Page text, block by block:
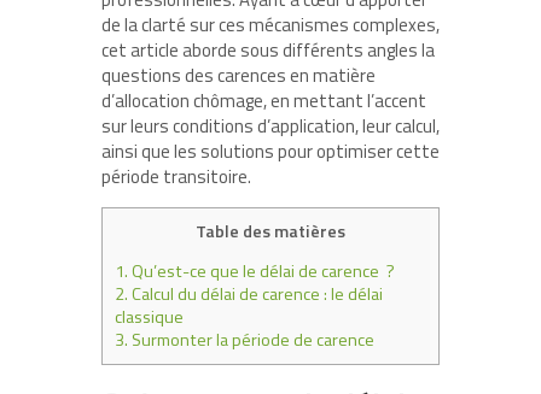
de la clarté sur ces mécanismes complexes,
cet article aborde sous différents angles la
questions des carences en matière
d’allocation chômage, en mettant l’accent
sur leurs conditions d’application, leur calcul,
ainsi que les solutions pour optimiser cette
période transitoire.
Table des matières
1.Qu’est-ce que le délai de carence ?
2.Calcul du délai de carence : le délai
classique
3. Surmonter la période de carence